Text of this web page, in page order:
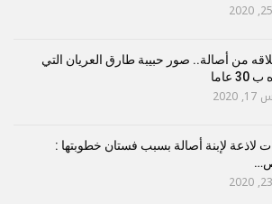
من أصالة.. صور حبيبة طارق العريان التي
عاما
لاذعة لإبنة أصالة بسبب فستان خطوبتها :